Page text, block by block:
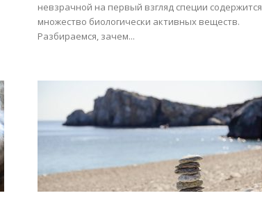
невзрачной на первый взгляд специи содержится
множество биологически активных веществ.
Разбираемся, зачем...